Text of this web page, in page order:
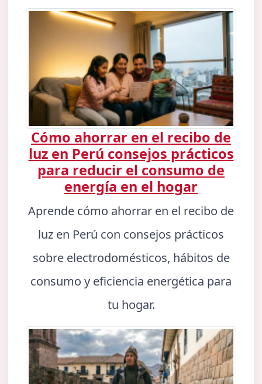
Cómo ahorrar en el recibo de
luz en Perú consejos prácticos
para reducir el consumo de
energía en el hogar
Aprende cómo ahorrar en el recibo de
luz en Perú con consejos prácticos
sobre electrodomésticos, hábitos de
consumo y eficiencia energética para
tu hogar.